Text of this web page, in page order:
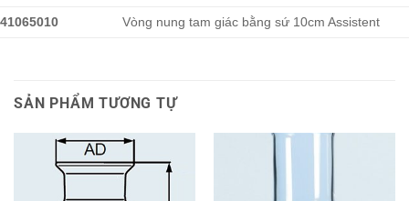
41065010 Vòng nung tam giác bằng sứ 10cm Assistent
SẢN PHẨM TƯƠNG TỰ